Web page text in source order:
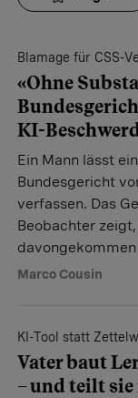
Blamage für CSS-
«Ohne
KI-
Ein Mann lässt
Bundesgericht
verfassen. Das
Beobachter
Marco Cousin
KI-Tool statt
Vater baut
– und teilt